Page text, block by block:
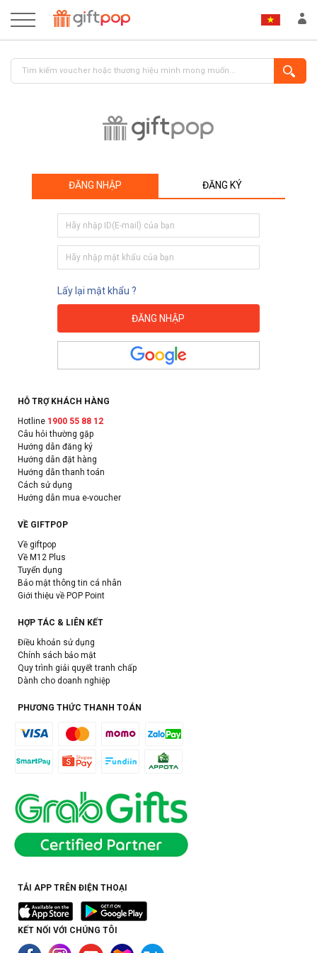
ĐĂNG NHẬP ĐĂNG KÝ
Lấy lại mật khẩu ?
HỖ TRỢ KHÁCH HÀNG
Hotline 1900 55 88 12
Câu hỏi thường gặp
Hướng dẫn đăng ký
Hướng dẫn đặt hàng
Hướng dẫn thanh toán
Cách sử dụng
Hướng dẫn mua e-voucher
VỀ GIFTPOP
Về giftpop
Về M12 Plus
Tuyển dụng
Bảo mật thông tin cá nhân
Giới thiệu về POP Point
HỢP TÁC & LIÊN KẾT
Điều khoản sử dụng
Chính sách bảo mật
Quy trình giải quyết tranh chấp
Dành cho doanh nghiệp
PHƯƠNG THỨC THANH TOÁN
TẢI APP TRÊN ĐIỆN THOẠI
KẾT NỐI VỚI CHÚNG TÔI